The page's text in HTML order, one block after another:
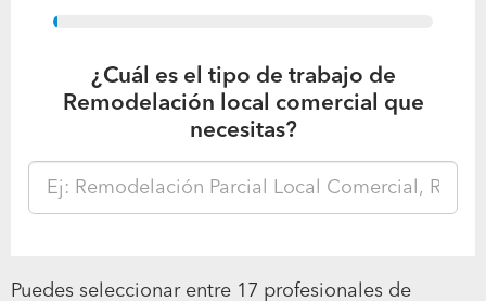
15%
¿Cuál es el tipo de trabajo de
Remodelación local comercial que
necesitas?
Puedes seleccionar entre 17 profesionales de